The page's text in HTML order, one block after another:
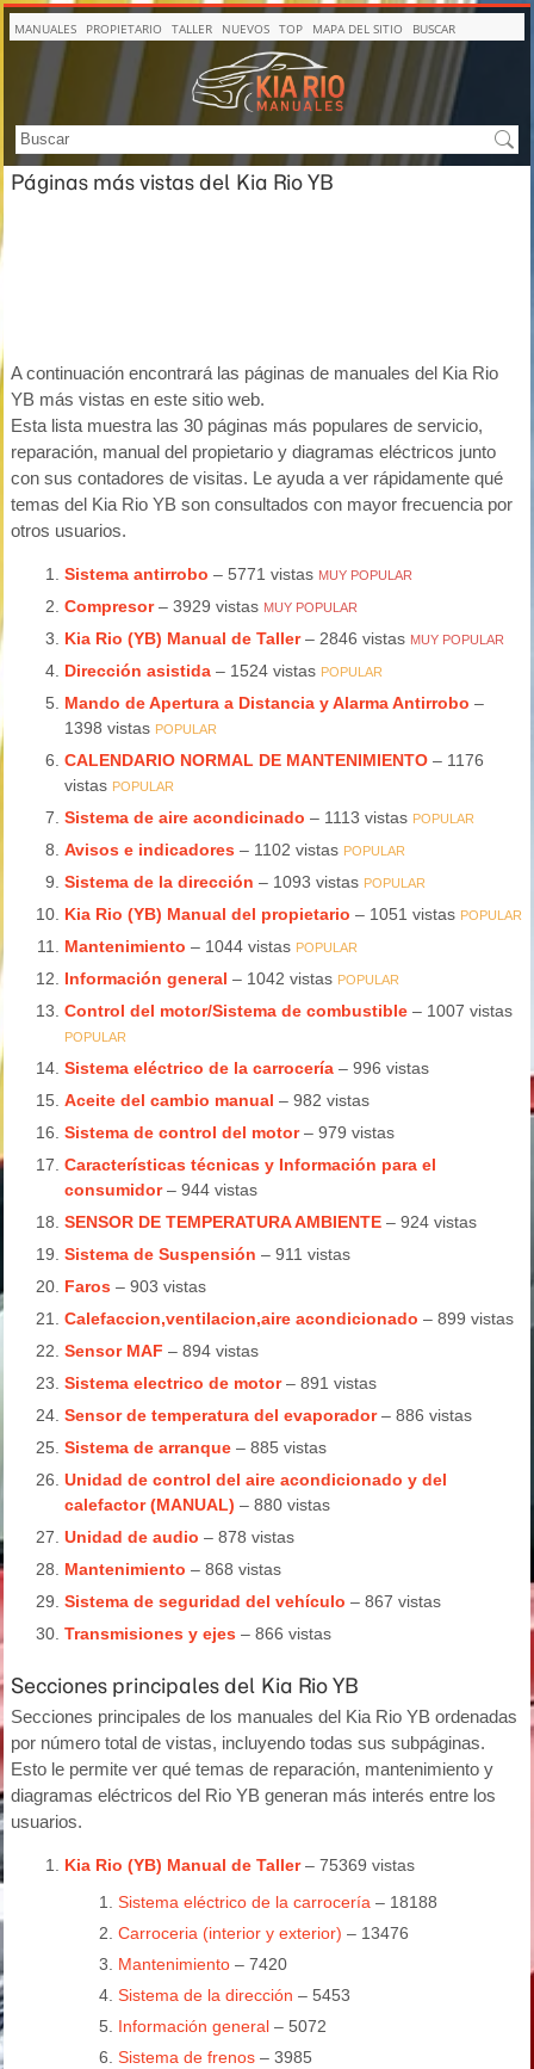
MANUALES PROPIETARIO TALLER NUEVOS TOP MAPA DEL SITIO BUSCAR
Páginas más vistas del Kia Rio YB
A continuación encontrará las páginas de manuales del Kia Rio
YB más vistas en este sitio web.
Esta lista muestra las 30 páginas más populares de servicio,
reparación, manual del propietario y diagramas eléctricos junto
con sus contadores de visitas. Le ayuda a ver rápidamente qué
temas del Kia Rio YB son consultados con mayor frecuencia por
otros usuarios.
Sistema antirrobo – 5771 vistas MUY POPULAR
Compresor – 3929 vistas MUY POPULAR
Kia Rio (YB) Manual de Taller – 2846 vistas MUY POPULAR
Dirección asistida – 1524 vistas POPULAR
Mando de Apertura a Distancia y Alarma Antirrobo –
1398 vistas POPULAR
CALENDARIO NORMAL DE MANTENIMIENTO – 1176
vistas POPULAR
Sistema de aire acondicinado – 1113 vistas POPULAR
Avisos e indicadores – 1102 vistas POPULAR
Sistema de la dirección – 1093 vistas POPULAR
Kia Rio (YB) Manual del propietario – 1051 vistas POPULAR
Mantenimiento – 1044 vistas POPULAR
Información general – 1042 vistas POPULAR
Control del motor/Sistema de combustible – 1007 vistas
POPULAR
Sistema eléctrico de la carrocería – 996 vistas
Aceite del cambio manual – 982 vistas
Sistema de control del motor – 979 vistas
Características técnicas y Información para el
consumidor – 944 vistas
SENSOR DE TEMPERATURA AMBIENTE – 924 vistas
Sistema de Suspensión – 911 vistas
Faros – 903 vistas
Calefaccion,ventilacion,aire acondicionado – 899 vistas
Sensor MAF – 894 vistas
Sistema electrico de motor – 891 vistas
Sensor de temperatura del evaporador – 886 vistas
Sistema de arranque – 885 vistas
Unidad de control del aire acondicionado y del
calefactor (MANUAL) – 880 vistas
Unidad de audio – 878 vistas
Mantenimiento – 868 vistas
Sistema de seguridad del vehículo – 867 vistas
Transmisiones y ejes – 866 vistas
Secciones principales del Kia Rio YB
Secciones principales de los manuales del Kia Rio YB ordenadas
por número total de vistas, incluyendo todas sus subpáginas.
Esto le permite ver qué temas de reparación, mantenimiento y
diagramas eléctricos del Rio YB generan más interés entre los
usuarios.
Kia Rio (YB) Manual de Taller– 75369 vistas
Sistema eléctrico de la carrocería – 18188
Carroceria (interior y exterior) – 13476
Mantenimiento – 7420
Sistema de la dirección – 5453
Información general – 5072
Sistema de frenos – 3985